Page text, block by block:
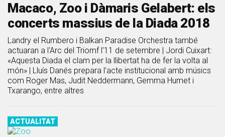
Macaco, Zoo i Dàmaris Gelabert: els
concerts massius de la Diada 2018
Landry el Rumbero i Balkan Paradise Orchestra també
actuaran a l'Arc del Triomf l'11 de setembre | Jordi Cuixart:
«Aquesta Diada el clam per la llibertat ha de fer la volta al
món» | Lluís Danés prepara l'acte institucional amb músics
com Roger Mas, Judit Neddermann, Gemma Humet i
Txarango, entre altres
ACTUALITAT